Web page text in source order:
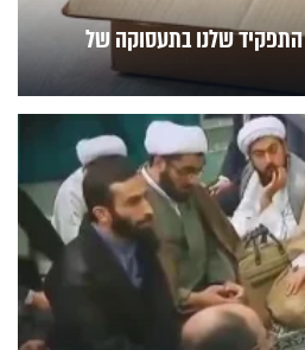
שלנו בתעסוקה של